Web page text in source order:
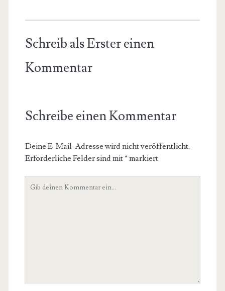
Schreib als Erster einen
Kommentar
Schreibe einen Kommentar
Deine E-Mail-Adresse wird nicht veröffentlicht.
Erforderliche Felder sind mit*markiert